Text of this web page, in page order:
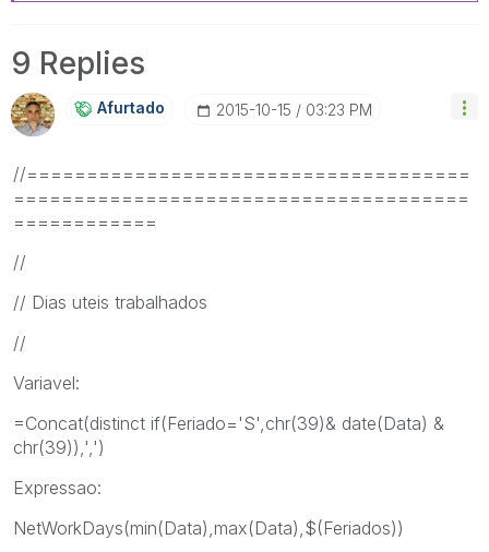
9 Replies
Afurtado ‎2015-10-15 03:23 PM
//=====================================
======================================
============
//
// Dias uteis trabalhados
//
Variavel:
=Concat(distinct if(Feriado='S',chr(39)& date(Data) &
chr(39)),',')
Expressao:
NetWorkDays(min(Data),max(Data),$(Feriados))